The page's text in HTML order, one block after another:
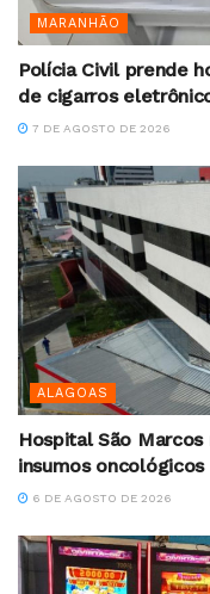
MARANHÃO
Polícia Civil prende
de cigarros
7 DE AGOSTO DE 2026
ALAGOAS
Hospital São
insumos oncológicos
6 DE AGOSTO DE 2026